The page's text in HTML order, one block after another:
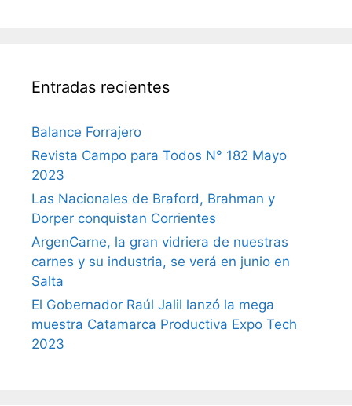
Entradas recientes
Balance Forrajero
Revista Campo para Todos N° 182 Mayo
2023
Las Nacionales de Braford, Brahman y
Dorper conquistan Corrientes
ArgenCarne, la gran vidriera de nuestras
carnes y su industria, se verá en junio en
Salta
El Gobernador Raúl Jalil lanzó la mega
muestra Catamarca Productiva Expo Tech
2023